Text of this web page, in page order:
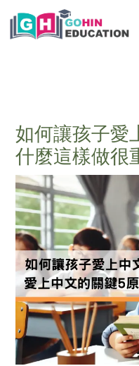
Skip
如何讓孩子愛
什麼這樣做很